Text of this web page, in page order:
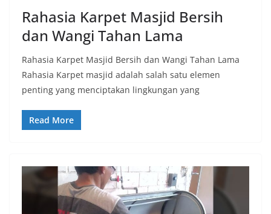
Rahasia Karpet Masjid Bersih
dan Wangi Tahan Lama
Rahasia Karpet Masjid Bersih dan Wangi Tahan Lama
Rahasia Karpet masjid adalah salah satu elemen
penting yang menciptakan lingkungan yang
Read More